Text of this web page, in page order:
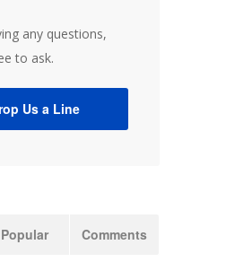
any questions,
to ask.
Us a Line
Popular Comments